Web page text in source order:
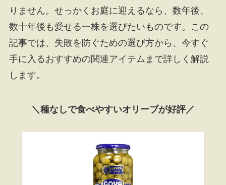
りません。せっかくお庭に迎えるなら、数年後、
数十年後も愛せる一株を選びたいものです。この
記事では、失敗を防ぐための選び方から、今すぐ
手に入るおすすめの関連アイテムまで詳しく解説
します。
＼種なしで食べやすいオリーブが好評／